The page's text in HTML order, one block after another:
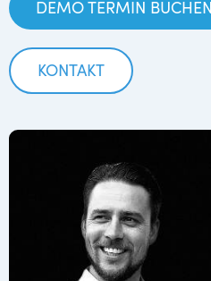
DEMO TERMIN BUCHEN
KONTAKT